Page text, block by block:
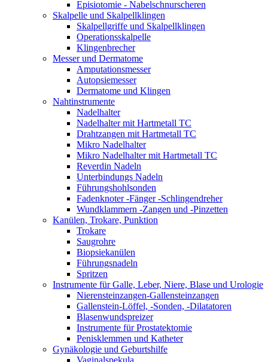
Episiotomie - Nabelschnurscheren
Skalpelle und Skalpellklingen
Skalpellgriffe und Skalpellklingen
Operationsskalpelle
Klingenbrecher
Messer und Dermatome
Amputationsmesser
Autopsiemesser
Dermatome und Klingen
Nahtinstrumente
Nadelhalter
Nadelhalter mit Hartmetall TC
Drahtzangen mit Hartmetall TC
Mikro Nadelhalter
Mikro Nadelhalter mit Hartmetall TC
Reverdin Nadeln
Unterbindungs Nadeln
Führungshohlsonden
Fadenknoter -Fänger -Schlingendreher
Wundklammern -Zangen und -Pinzetten
Kanülen, Trokare, Punktion
Trokare
Saugrohre
Biopsiekanülen
Führungsnadeln
Spritzen
Instrumente für Galle, Leber, Niere, Blase und Urologie
Nierensteinzangen-Gallensteinzangen
Gallenstein-Löffel, -Sonden, -Dilatatoren
Blasenwundspreizer
Instrumente für Prostatektomie
Penisklemmen und Katheter
Gynäkologie und Geburtshilfe
Vaginalspekula